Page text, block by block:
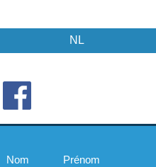
NL
Nom Prénom